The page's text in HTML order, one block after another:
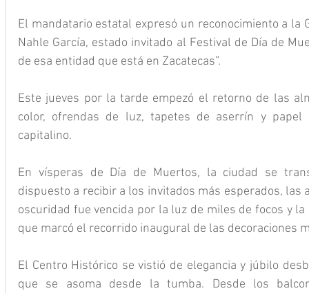
El mandatario estatal expresó un reconocimiento a la
Nahle García, estado invitado al Festival de Día de
de esa entidad que está en Zacatecas”.
Este jueves por la tarde empezó el retorno de las
color, ofrendas de luz, tapetes de aserrín y papel
capitalino.
En vísperas de Día de Muertos, la ciudad se
dispuesto a recibir a los invitados más esperados, las
oscuridad fue vencida por la luz de miles de focos y
que marcó el recorrido inaugural de las decoraciones
El Centro Histórico se vistió de elegancia y júbilo
que se asoma desde la tumba. Desde los